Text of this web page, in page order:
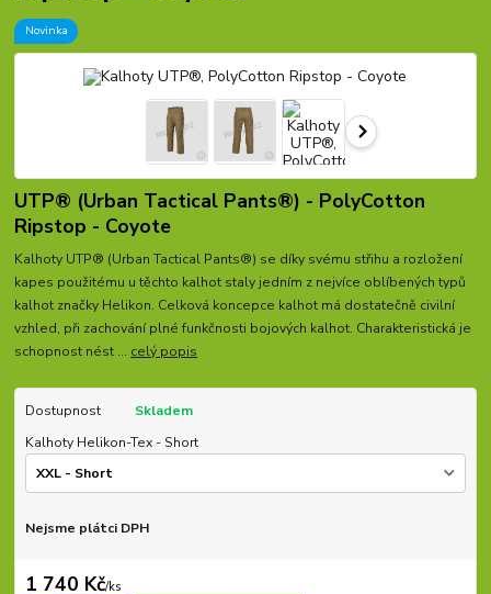
Novinka
UTP® (Urban Tactical Pants®) - PolyCotton
Ripstop - Coyote
Kalhoty UTP® (Urban Tactical Pants®) se díky svému střihu a rozložení
kapes použitému u těchto kalhot staly jedním z nejvíce oblíbených typů
kalhot značky Helikon. Celková koncepce kalhot má dostatečně civilní
vzhled, při zachování plné funkčnosti bojových kalhot. Charakteristická je
schopnost nést ... celý popis
Dostupnost
Skladem
Kalhoty Helikon-Tex - Short
Nejsme plátci DPH
1 740 Kč/ks